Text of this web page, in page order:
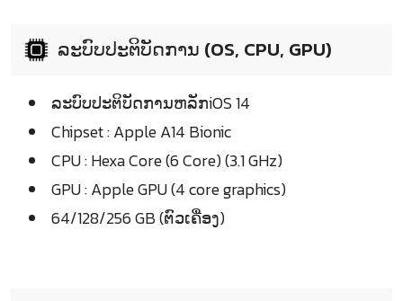
ລະບົບປະຕິບັດການ (OS, CPU, GPU)
ລະບົບປະຕິບັດການຫລັກiOS 14
Chipset : Apple A14 Bionic
CPU : Hexa Core (6 Core) (3.1 GHz)
GPU : Apple GPU (4 core graphics)
64/128/256 GB (ຕົວເຄື່ອງ)